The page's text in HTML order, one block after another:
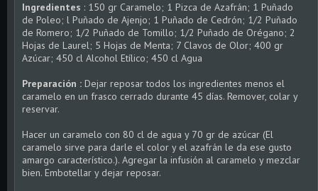
Ingredientes : 150 gr Caramelo; 1 Pizca de Azafrán; 1 Puñado
de Poleo; l Puñado de Ajenjo; 1 Puñado de Cedrón; 1/2 Puñado
de Romero; 1/2 Puñado de Tomillo; 1/2 Puñado de Orégano; 2
Hojas de Laurel; 5 Hojas de Menta; 7 Clavos de Olor; 400 gr
Azúcar; 450 cl Alcohol Etílico; 450 cl Agua
Preparación : Dejar reposar todos los ingredientes menos el
caramelo en un frasco cerrado durante 45 días. Remover, colar y
reservar.
Hacer un caramelo con 80 cl de agua y 70 gr de azúcar (El
caramelo sirve para darle el color y el azafrán le da ese gusto
amargo característico.). Agregar la infusión al caramelo y mezclar
bien. Embotellar y dejar reposar.